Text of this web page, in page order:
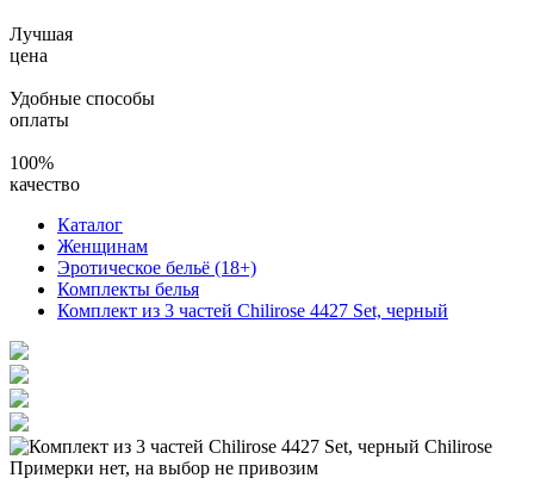
Лучшая
цена
Удобные способы
оплаты
100%
качество
Каталог
Женщинам
Эротическое бельё (18+)
Комплекты белья
Комплект из 3 частей Chilirose 4427 Set, черный
Примерки нет, на выбор не привозим